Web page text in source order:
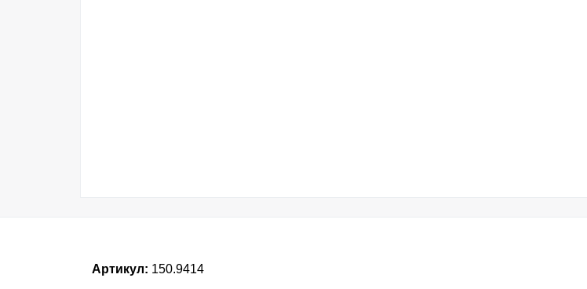
Артикул: 150.9414